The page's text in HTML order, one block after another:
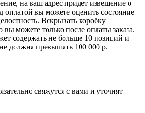
на ваш адрес придет извещение о
оплатой вы можете оценить состояние
Вскрывать коробку
вы можете только после оплаты заказа.
содержать не больше 10 позиций и
должна превышать 100 000 р.
свяжутся с вами и уточнят